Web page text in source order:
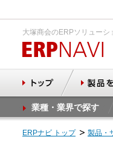
大塚商会のERPソリュー
業種・業界で探す
ERPナビ トップ 製品・